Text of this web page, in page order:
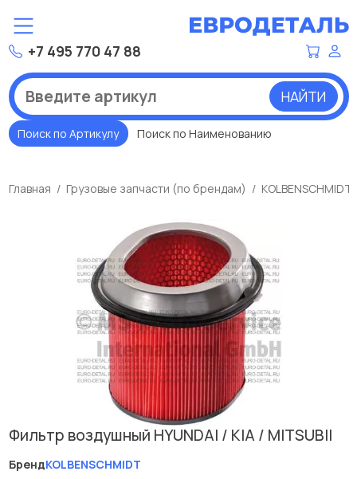
+7 495 770 47 88
НАЙТИ
Поиск по Артикулу Поиск по Наименованию
Главная Грузовые запчасти (по брендам) KOLBENSCHMIDT
Фильтр воздушный HYUNDAI / KIA / MITSUBII
БрендKOLBENSCHMIDT